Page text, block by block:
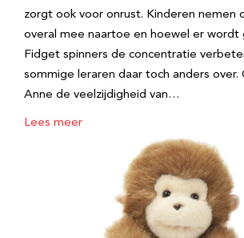
zorgt ook voor onrust. Kinderen nemen
overal mee naartoe en hoewel er wordt
Fidget spinners de concentratie
sommige leraren daar toch anders over.
Anne de veelzijdigheid van…
Lees meer